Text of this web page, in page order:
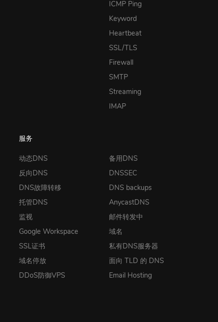
ICMP Ping
Keyword
Heartbeat
SSL/TLS
Firewall
SMTP
Streaming
IMAP
服务
动态DNS
反向DNS
DNS故障转移
托管DNS
监视
Google Workspace
SSL证书
域名停放
DDoS防御VPS
备用DNS
DNSSEC
DNS backups
AnycastDNS
邮件转发中
域名
私有DNS服务器
面向 TLD 的 DNS
Email Hosting